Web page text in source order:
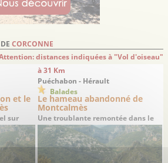
CORCONNE
distances indiquées à "Vol d'oiseau"
et le
sur
à 31 Km
Puéchabon - Hérault
Balades
Le hameau abandonné de
Montcalmès
Une troublante remontée dans le
temps